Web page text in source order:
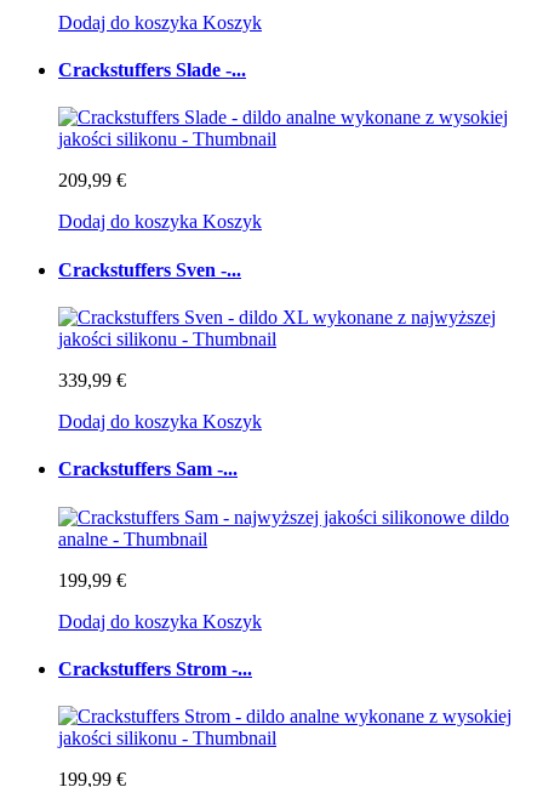
Dodaj do koszyka Koszyk
Crackstuffers Slade -...
209,99 €
Dodaj do koszyka Koszyk
Crackstuffers Sven -...
339,99 €
Dodaj do koszyka Koszyk
Crackstuffers Sam -...
199,99 €
Dodaj do koszyka Koszyk
Crackstuffers Strom -...
199,99 €